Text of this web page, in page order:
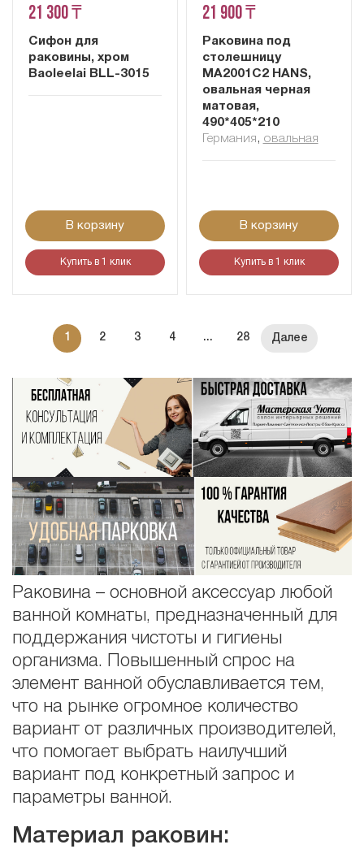
21 300 ₸
Сифон для
раковины, хром
Baoleelai BLL-3015
В корзину
Купить в 1 клик
21 900 ₸
Раковина под
столешницу
MA2001C2 HANS,
овальная черная
матовая,
490*405*210
Германия , овальная
В корзину
Купить в 1 клик
1 2 3 4 ... 28
Раковина – основной аксессуар любой
ванной комнаты, предназначенный для
поддержания чистоты и гигиены
организма. Повышенный спрос на
элемент ванной обуславливается тем,
что на рынке огромное количество
вариант от различных производителей,
что помогает выбрать наилучший
вариант под конкретный запрос и
параметры ванной.
Материал раковин: